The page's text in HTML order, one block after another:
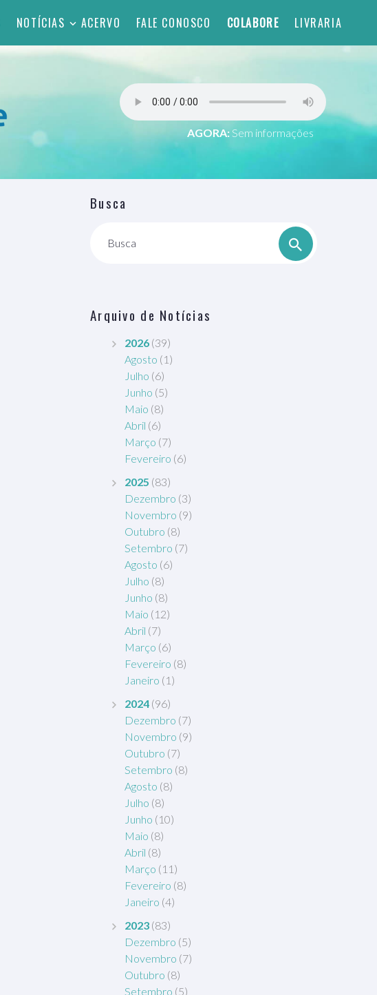
NOTÍCIAS ACERVO FALE CONOSCO COLABORE LIVRARIA
AGORA: Sem informações
Busca
Busca
Arquivo de Notícias
2026 (39)
Agosto (1)
Julho (6)
Junho (5)
Maio (8)
Abril (6)
Março (7)
Fevereiro (6)
2025 (83)
Dezembro (3)
Novembro (9)
Outubro (8)
Setembro (7)
Agosto (6)
Julho (8)
Junho (8)
Maio (12)
Abril (7)
Março (6)
Fevereiro (8)
Janeiro (1)
2024 (96)
Dezembro (7)
Novembro (9)
Outubro (7)
Setembro (8)
Agosto (8)
Julho (8)
Junho (10)
Maio (8)
Abril (8)
Março (11)
Fevereiro (8)
Janeiro (4)
2023 (83)
Dezembro (5)
Novembro (7)
Outubro (8)
Setembro (5)